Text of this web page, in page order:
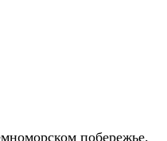
побережье.